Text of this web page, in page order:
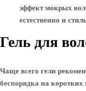
эффект мокрых
естественно и
Гель для
Чаще всего гели
беспорядка на коротких